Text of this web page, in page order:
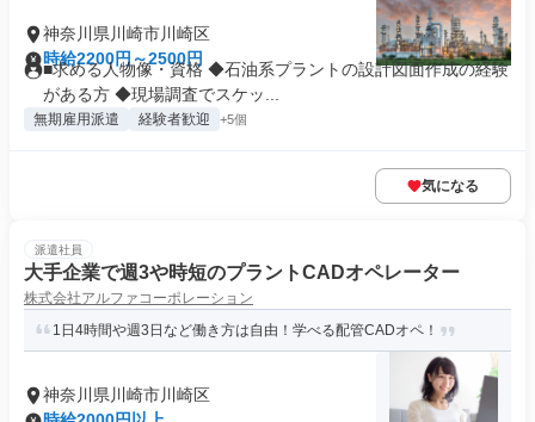
神奈川県川崎市川崎区
時給2200円～2500円
■求める人物像・資格 ◆石油系プラントの設計図面作成の経験
がある方 ◆現場調査でスケッ...
無期雇用派遣 経験者歓迎 +5個
気になる
派遣社員
大手企業で週3や時短のプラントCADオペレーター
株式会社アルファコーポレーション
1日4時間や週3日など働き方は自由！学べる配管CADオペ！
神奈川県川崎市川崎区